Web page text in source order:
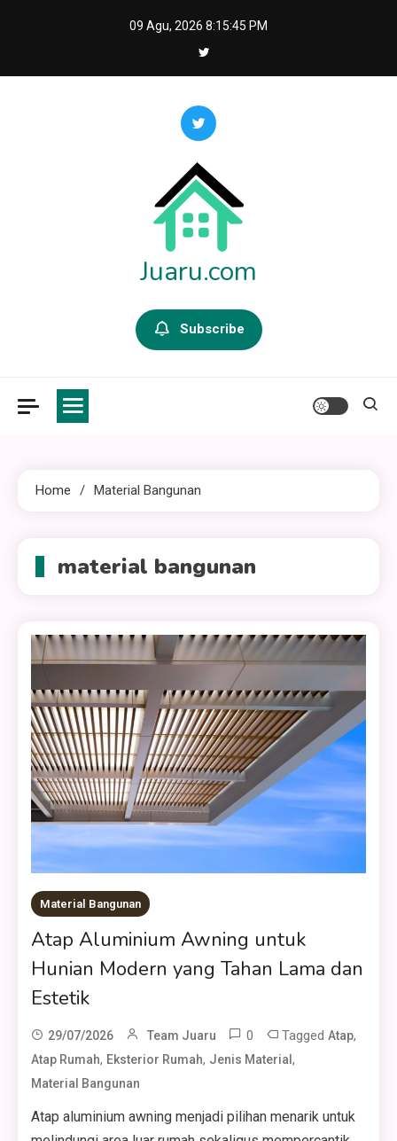
09 Agu, 2026 8:15:46 PM
Juaru.com
Subscribe
Home Material Bangunan
material bangunan
Material Bangunan
Atap Aluminium Awning untuk
Hunian Modern yang Tahan Lama dan
Estetik
29/07/2026 Team Juaru 0 TaggedAtap,
Atap Rumah, Eksterior Rumah, Jenis Material,
Material Bangunan
Atap aluminium awning menjadi pilihan menarik untuk